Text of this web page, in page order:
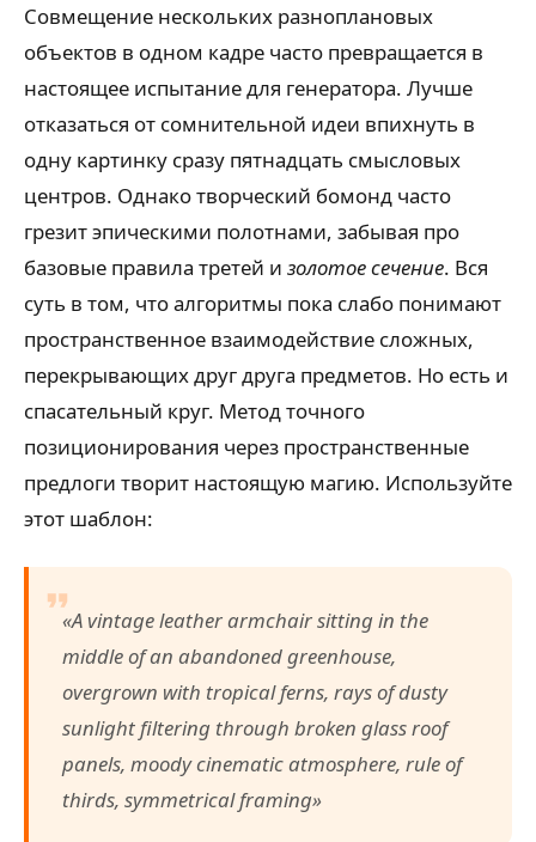
Совмещение нескольких разноплановых
объектов в одном кадре часто превращается в
настоящее испытание для генератора. Лучше
отказаться от сомнительной идеи впихнуть в
одну картинку сразу пятнадцать смысловых
центров. Однако творческий бомонд часто
грезит эпическими полотнами, забывая про
базовые правила третей и золотое сечение. Вся
суть в том, что алгоритмы пока слабо понимают
пространственное взаимодействие сложных,
перекрывающих друг друга предметов. Но есть и
спасательный круг. Метод точного
позиционирования через пространственные
предлоги творит настоящую магию. Используйте
этот шаблон:
«A vintage leather armchair sitting in the
middle of an abandoned greenhouse,
overgrown with tropical ferns, rays of dusty
sunlight filtering through broken glass roof
panels, moody cinematic atmosphere, rule of
thirds, symmetrical framing»